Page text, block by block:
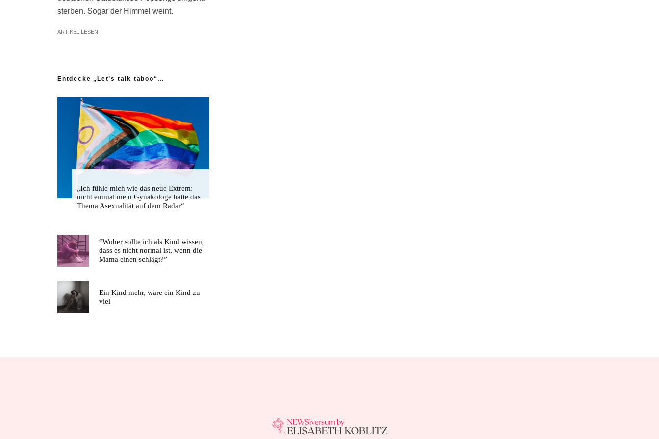
sterben. Sogar der Himmel weint.
ARTIKEL LESEN
Entdecke „Let’s talk taboo“…
„Ich fühle mich wie das neue Extrem:
nicht einmal mein Gynäkologe hatte das
Thema Asexualität auf dem Radar“
“Woher sollte ich als Kind wissen,
dass es nicht normal ist, wenn die
Mama einen schlägt?”
Ein Kind mehr, wäre ein Kind zu
viel